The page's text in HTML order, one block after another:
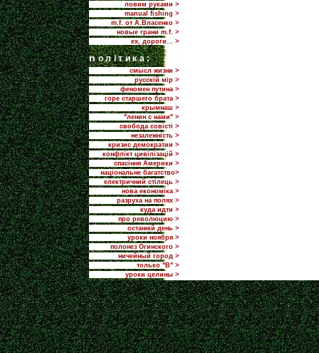
ловим руками >
manual fishing >
m.f. от А.Власенко >
новые грани m.f. >
ех, дороги... >
nолітика:
смысл жизни >
русскій мір >
феномен путина >
горе старшего брата >
крымнаш >
"ленин с нами" >
свобода совісті >
незалежність >
кризис демократии >
конфлікт цивілізацій >
спасіння Америки >
національне багатство>
електричний стілець >
нова економіка >
разруха на полях >
куда идти >
про революцию >
останній день >
уроки ноября >
полонез Огинского >
ничейный город >
только "В" >
уроки целины >